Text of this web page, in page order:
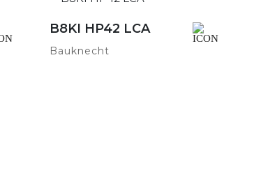
Detailansicht
B8KI HP42 LCA
Bauknecht